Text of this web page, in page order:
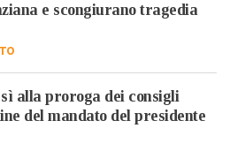
e scongiurano tragedia
alla proroga dei consigli
del mandato del presidente